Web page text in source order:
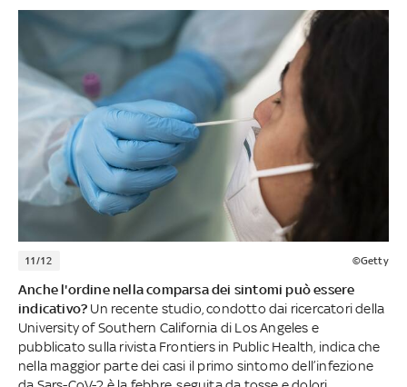
11/12 ©Getty
Anche l'ordine nella comparsa dei sintomi può essere
indicativo? Un recente studio, condotto dai ricercatori della
University of Southern California di Los Angeles e
pubblicato sulla rivista Frontiers in Public Health, indica che
nella maggior parte dei casi il primo sintomo dell’infezione